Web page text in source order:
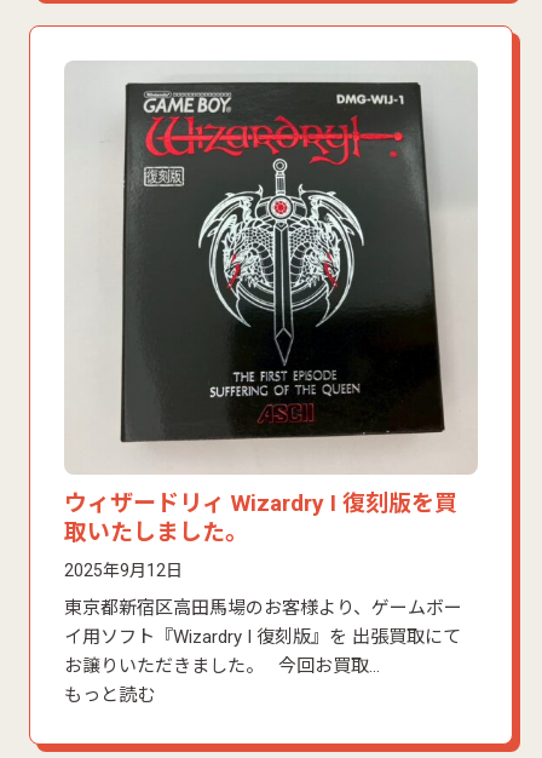
ウィザードリィ Wizardry I 復刻版を買
取いたしました。
2025年9月12日
東京都新宿区高田馬場のお客様より、ゲームボー
イ用ソフト『Wizardry I 復刻版』を 出張買取にて
お譲りいただきました。 今回お買取…
もっと読む